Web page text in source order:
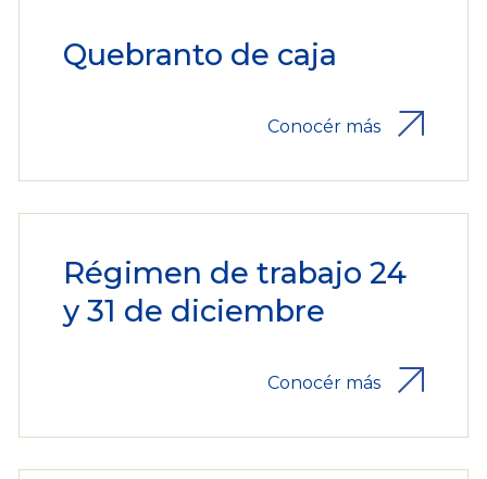
Quebranto de caja
Conocér más
Régimen de trabajo 24
y 31 de diciembre
Conocér más